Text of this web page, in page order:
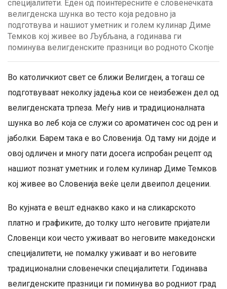
специјалитети. Еден од поинтересните е словенечката
велигденска шунка во тесто која редовно ја
подготвува и нашиот уметник и голем кулинар Диме
Темков кој живее во Љубљана, а годинава ги
поминува велигденските празници во родното Скопје
Во католичкиот свет се ближи Велигден, а тогаш се
подготвуваат неколку јадења кои се неизбежен дел од
велигденската трпеза. Меѓу нив и традиционалната
шунка во леб која се служи со ароматичен сос од рен и
јаболки. Барем така е во Словенија. Од таму ни дојде и
овој одличен и многу пати досега испробан рецепт од
нашиот познат уметник и голем кулинар Диме Темков
кој живее во Словенија веќе цели двеипол децении.
Во кујната е вешт еднакво како и на сликарското
платно и графиките, до толку што неговите пријатели
Словенци кои често уживаат во неговите македонски
специјалитети, не помалку уживаат и во неговите
традиционални словенечки специјалитети. Годинава
велигденските празници ги поминува во родниот град